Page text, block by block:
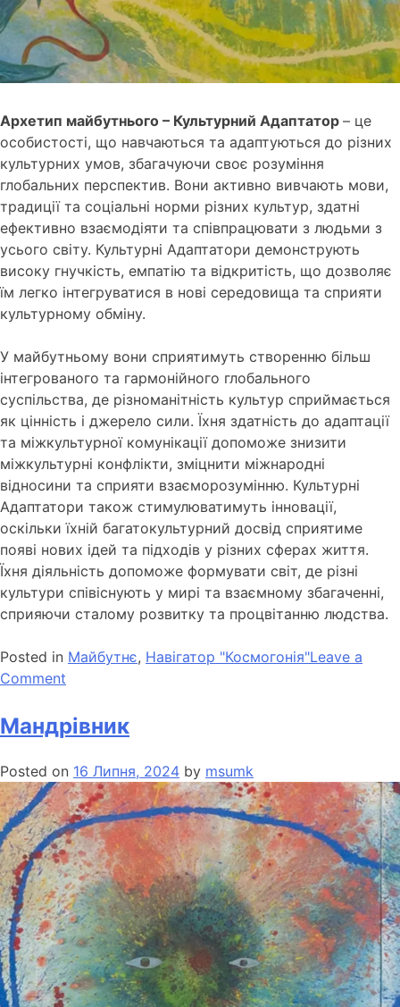
Архетип майбутнього – Культурний Адаптатор – це
особистості, що навчаються та адаптуються до різних
культурних умов, збагачуючи своє розуміння
глобальних перспектив. Вони активно вивчають мови,
традиції та соціальні норми різних культур, здатні
ефективно взаємодіяти та співпрацювати з людьми з
усього світу. Культурні Адаптатори демонструють
високу гнучкість, емпатію та відкритість, що дозволяє
їм легко інтегруватися в нові середовища та сприяти
культурному обміну.
У майбутньому вони сприятимуть створенню більш
інтегрованого та гармонійного глобального
суспільства, де різноманітність культур сприймається
як цінність і джерело сили. Їхня здатність до адаптації
та міжкультурної комунікації допоможе знизити
міжкультурні конфлікти, зміцнити міжнародні
відносини та сприяти взаєморозумінню. Культурні
Адаптатори також стимулюватимуть інновації,
оскільки їхній багатокультурний досвід сприятиме
появі нових ідей та підходів у різних сферах життя.
Їхня діяльність допоможе формувати світ, де різні
культури співіснують у мирі та взаємному збагаченні,
сприяючи сталому розвитку та процвітанню людства.
Posted in Майбутнє, Навігатор "Космогонія"Leave a
Comment
Мандрівник
Posted on 16 Липня, 2024 by msumk